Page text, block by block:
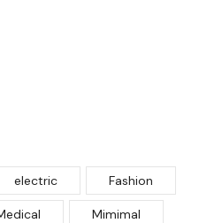
electric Fashion
Mimimal